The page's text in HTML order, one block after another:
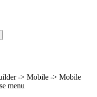
-> Mobile -> Mobile
menu